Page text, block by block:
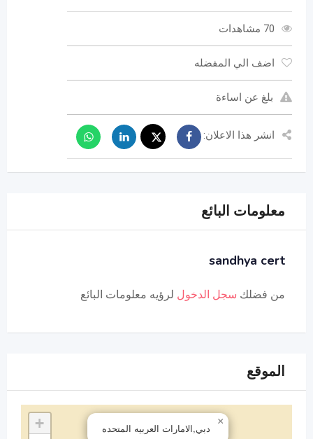
70 مشاهدات
اضف الي المفضله
بلغ عن اساءة
انشر هذا الاعلان:
معلومات البائع
sandhya cert
من فضلك سجل الدخول لرؤيه معلومات البائع
الموقع
دبي,الامارات العربيه المتحده
×
+